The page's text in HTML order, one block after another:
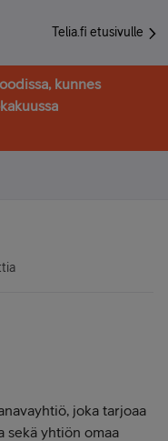
Telia.fi etusivulle
kunnes
joka tarjoaa
sekä yhtiön omaa